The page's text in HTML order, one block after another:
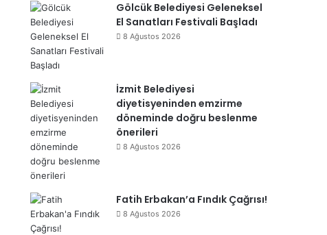
Gölcük Belediyesi Geleneksel
El Sanatları Festivali Başladı
8 Ağustos 2026
İzmit Belediyesi
diyetisyeninden emzirme
döneminde doğru beslenme
önerileri
8 Ağustos 2026
Fatih Erbakan’a Fındık Çağrısı!
8 Ağustos 2026